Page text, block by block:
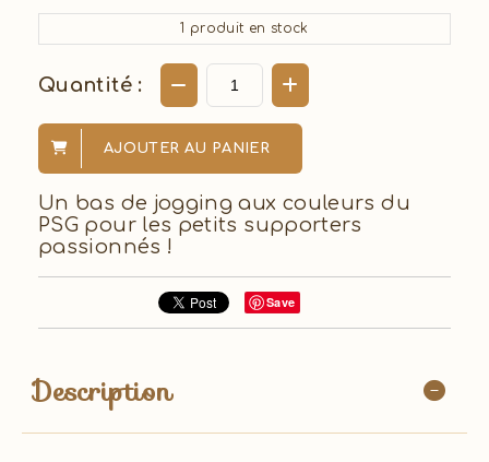
1 produit en stock
Quantité :
AJOUTER AU PANIER
Un bas de jogging aux couleurs du
PSG pour les petits supporters
passionnés !
Save
Description